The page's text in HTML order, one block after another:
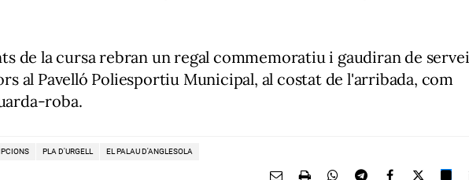
de la cursa rebran un regal commemoratiu i gaudiran de servei
al Pavelló Poliesportiu Municipal, al costat de l'arribada, com
roba.
PLA D'URGELL EL PALAU D'ANGLESOLA